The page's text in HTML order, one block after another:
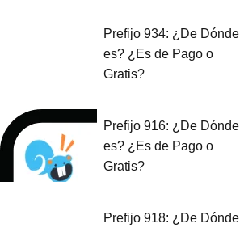
Prefijo 934: ¿De Dónde
es? ¿Es de Pago o
Gratis?
Prefijo 916: ¿De Dónde
es? ¿Es de Pago o
Gratis?
Prefijo 918: ¿De Dónde